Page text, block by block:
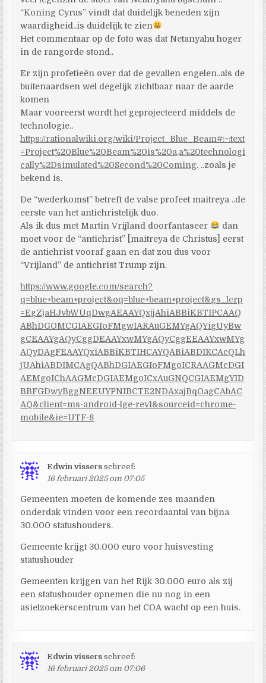
“Koning Cyrus” vindt dat duidelijk beneden zijn
waardigheid..is duidelijk te zien
Het commentaar op de foto was dat Netanyahu hoger
in de rangorde stond..
Er zijn profetieën over dat de gevallen engelen..als de
buitenaardsen wel degelijk zichtbaar naar de aarde
komen
Maar vooreerst wordt het geprojecteerd middels de
technologie..
https://rationalwiki.org/wiki/Project_Blue_Beam#:~:text
=Project%20Blue%20Beam%20is%20a,a%20technologi
cally%2Dsimulated%20Second%20Coming. ..zoals je
bekend is.
De “wederkomst” betreft de valse profeet maitreya ..de
eerste van het antichristelijk duo.
Als ik dus met Martin Vrijland doorfantaseer
dan
moet voor de “antichrist” [maitreya de Christus] eerst
de antichrist vooraf gaan en dat zou dus voor
“Vrijland” de antichrist Trump zijn.
https://www.google.com/search?
q=blue+beam+project&oq=blue+beam+project&gs_lcrp
=EgZjaHJvbWUqDwgAEAAYQxjjAhiABBiKBTIPCAAQ
ABhDGOMCGIAEGIoFMgwIARAuGEMYgAQYigUyBw
gCEAAYgAQyCggDEAAYxwMYgAQyCggEEAAYxwMYg
AQyDAgFEAAYQxiABBiKBTIHCAYQABiABDIKCAcQLh
jUAhiABDIMCAgQABhDGIAEGIoFMgoICRAAGMcDGI
AEMgoIChAAGMcDGIAEMgoICxAuGNQCGIAEMgYID
BBFGDwyBggNEEUYPNIBCTE2NDAxajBqOagCAbAC
AQ&client=ms-android-lge-rev1&sourceid=chrome-
mobile&ie=UTF-8
Edwin vissers schreef:
16 februari 2025 om 07:05
Gemeenten moeten de komende zes maanden
onderdak vinden voor een recordaantal van bijna
30.000 statushouders.
Gemeente krijgt 30.000 euro voor huisvesting
statushouder
Gemeenten krijgen van het Rijk 30.000 euro als zij
een statushouder opnemen die nu nog in een
asielzoekerscentrum van het COA wacht op een huis.
Edwin vissers schreef:
16 februari 2025 om 07:06